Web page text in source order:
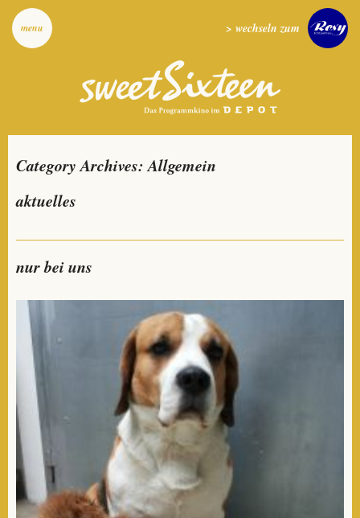
menu > wechseln zum
Category Archives:Allgemein
aktuelles
nur bei uns